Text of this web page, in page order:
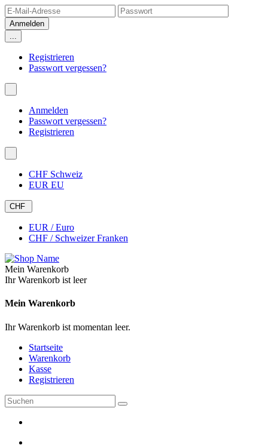
...
Registrieren
Passwort vergessen?
Anmelden
Passwort vergessen?
Registrieren
CHF Schweiz
EUR EU
CHF
EUR / Euro
CHF / Schweizer Franken
Mein Warenkorb
Ihr Warenkorb ist leer
Mein Warenkorb
Ihr Warenkorb ist momentan leer.
Startseite
Warenkorb
Kasse
Registrieren